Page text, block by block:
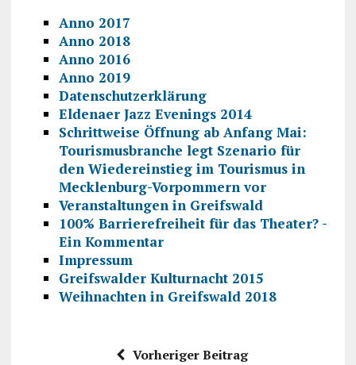
Anno 2017
Anno 2018
Anno 2016
Anno 2019
Datenschutzerklärung
Eldenaer Jazz Evenings 2014
Schrittweise Öffnung ab Anfang Mai:
Tourismusbranche legt Szenario für
den Wiedereinstieg im Tourismus in
Mecklenburg-Vorpommern vor
Veranstaltungen in Greifswald
100% Barrierefreiheit für das Theater? -
Ein Kommentar
Impressum
Greifswalder Kulturnacht 2015
Weihnachten in Greifswald 2018
Vorheriger Beitrag